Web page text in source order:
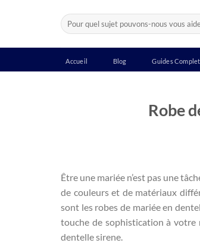
Recherche
pour :
Accueil Blog Guides
Robe
Être une mariée n’est pas une
de couleurs et de matériaux
sont les robes de mariée en
touche de sophistication à votre
dentelle sirene.